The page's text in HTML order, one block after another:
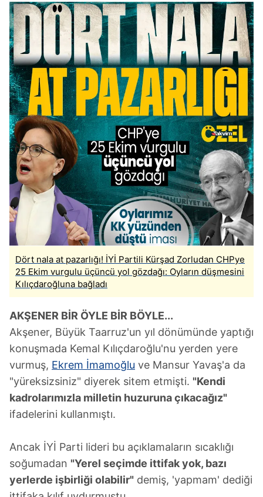
Dört nala at pazarlığı! İYİ Partili Kürşad Zorludan CHPye
25 Ekim vurgulu üçüncü yol gözdağı: Oyların düşmesini
Kılıçdaroğluna bağladı
AKŞENER BİR ÖYLE BİR BÖYLE...
Akşener, Büyük Taarruz'un yıl dönümünde yaptığı
konuşmada Kemal Kılıçdaroğlu'nu yerden yere
vurmuş, Ekrem İmamoğlu ve Mansur Yavaş'a da
"yüreksizsiniz" diyerek sitem etmişti. "Kendi
kadrolarımızla milletin huzuruna çıkacağız"
ifadelerini kullanmıştı.
Ancak İYİ Parti lideri bu açıklamaların sıcaklığı
soğumadan "Yerel seçimde ittifak yok, bazı
yerlerde işbirliği olabilir" demiş, 'yapmam' dediği